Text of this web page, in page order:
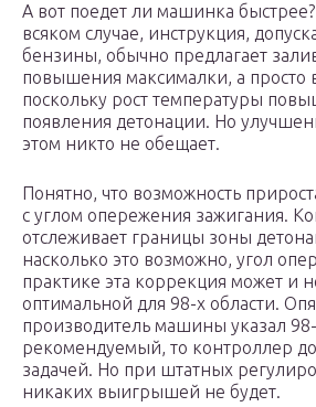
А вот поедет ли машинка
всяком случае, инструкция,
бензины, обычно предлагает
повышения максималки, а просто
поскольку рост температуры
появления детонации. Но
этом никто не обещает.
Понятно, что возможность
с углом опережения зажигания.
отслеживает границы зоны
насколько это возможно, угол
практике эта коррекция может и
оптимальной для 98-х области.
производитель машины указал
рекомендуемый, то контроллер
задачей. Но при штатных
никаких выигрышей не будет.